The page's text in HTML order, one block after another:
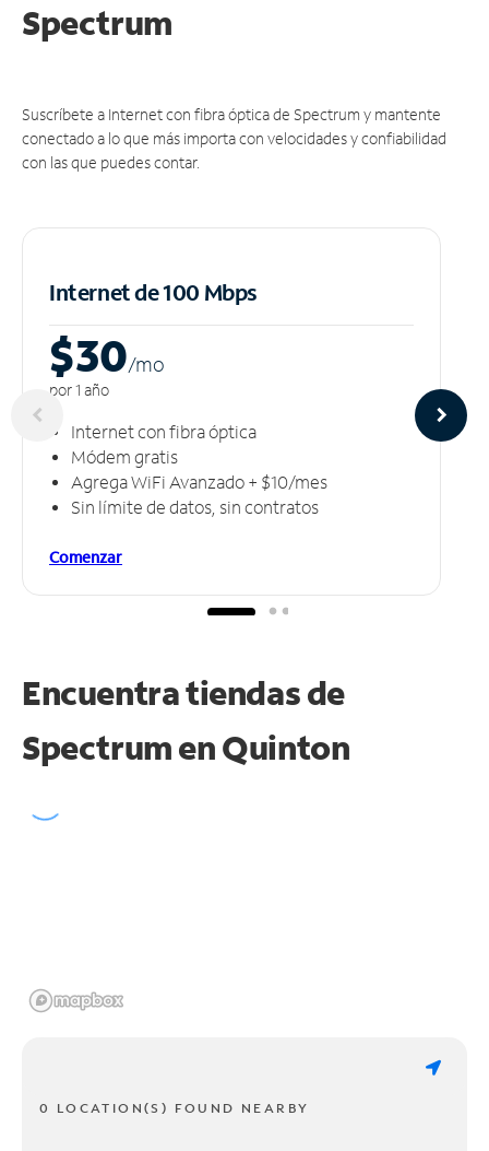
Spectrum
Suscríbete a Internet con fibra óptica de Spectrum y mantente
conectado a lo que más importa con velocidades y confiabilidad
con las que puedes contar.
Internet de 100 Mbps
$30/mo
por 1 año
Internet con fibra óptica
Módem gratis
Agrega WiFi Avanzado + $10/mes
Sin límite de datos, sin contratos
Comenzar
Encuentra tiendas de
Spectrum enQuinton
0 LOCATION(S) FOUND NEARBY